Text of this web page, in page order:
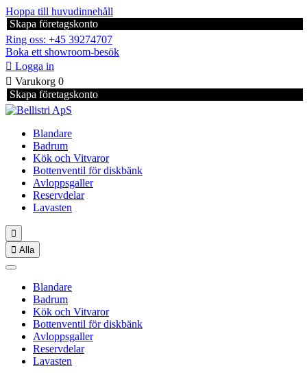
Hoppa till huvudinnehåll
Skapa företagskonto
Ring oss: +45 39274707
Boka ett showroom-besök
 Logga in
 Varukorg 0
Skapa företagskonto
Blandare
Badrum
Kök och Vitvaror
Bottenventil för diskbänk
Avloppsgaller
Reservdelar
Lavasten

 Alla
Blandare
Badrum
Kök och Vitvaror
Bottenventil för diskbänk
Avloppsgaller
Reservdelar
Lavasten